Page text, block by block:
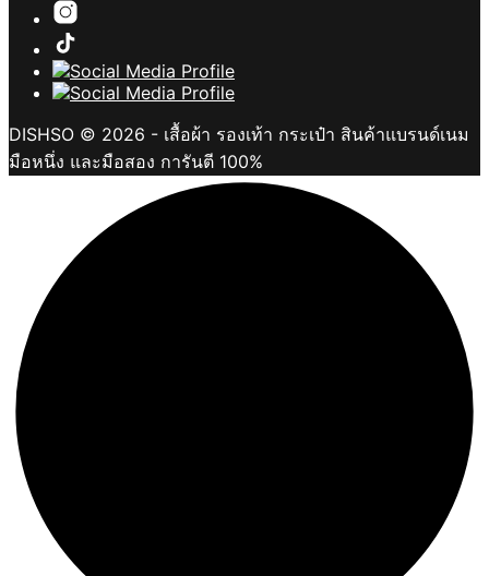
DISHSO © 2026 - เสื้อผ้า รองเท้า กระเป๋า สินค้าแบรนด์เนม
มือหนึ่ง และมือสอง การันตี 100%